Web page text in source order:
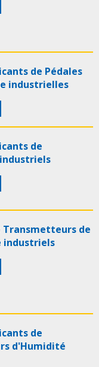
de Pédales
industrielles
de
Transmetteurs de
industriels
de
d'Humidité